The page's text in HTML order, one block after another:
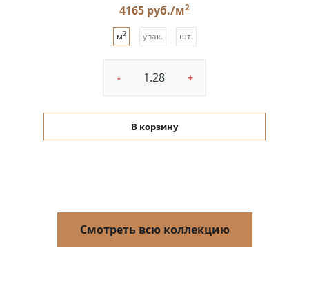
4165 руб./м2
м2 упак. шт.
- +
В корзину
Смотреть всю коллекцию